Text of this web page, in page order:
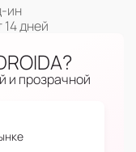
ин
14 дней
и прозрачной